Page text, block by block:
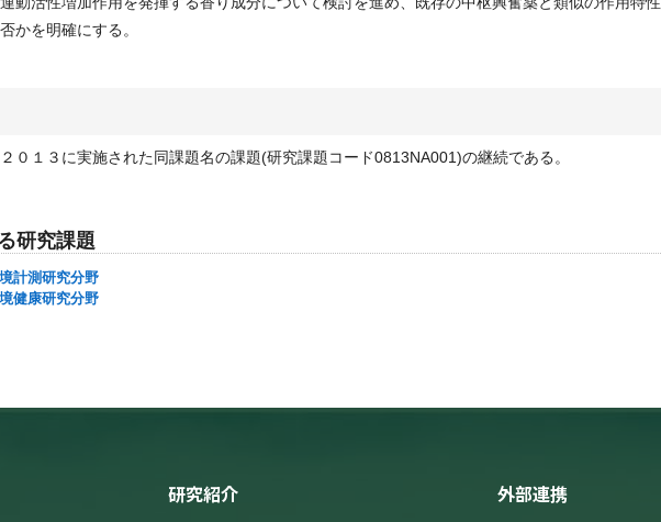
かを明確にする。
０１３に実施された同課題名の課題(研究課題コード0813NA001)の継続である。
研究課題
計測研究分野
健康研究分野
研究紹介 外部連携